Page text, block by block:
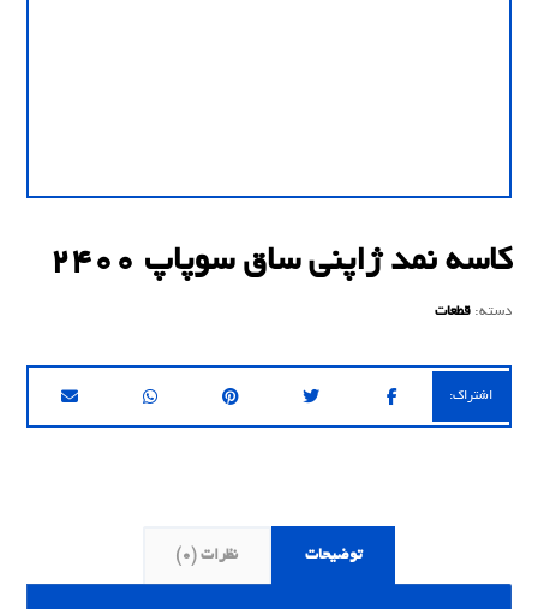
کاسه نمد ژاپنی ساق سوپاپ 2400
دسته:قطعات
توضیحات نظرات (0)